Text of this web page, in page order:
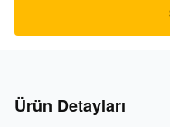
Ürün Detayları